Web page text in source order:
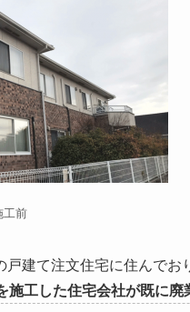
工前
建て注文住宅に住んで
施工した住宅会社が既に廃